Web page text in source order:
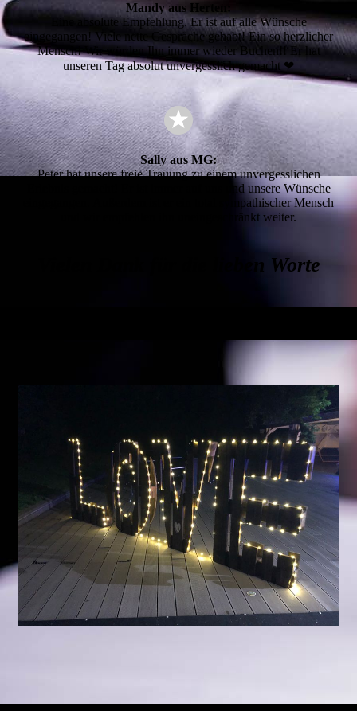
Mandy aus Herten:
Eine absolute Empfehlung. Er ist auf alle Wünsche
eingegangen! Viele nette Gespräche gehabt! Ein so herzlicher
Mensch! Wir würden Ihn immer wieder Buchen!! Er hat
unseren Tag absolut unvergesslich gemacht ❤
Sally aus MG:
Peter hat unsere freie Trauung zu einem unvergesslichen
Erlebnis gemacht! Er ist immer auf uns und unsere Wünsche
eingegangen. Außerdem ist er ein total sympathischer Mensch
und wir empfehlen ihn uneingeschränkt weiter.
Vielen Dank für die lieben Worte